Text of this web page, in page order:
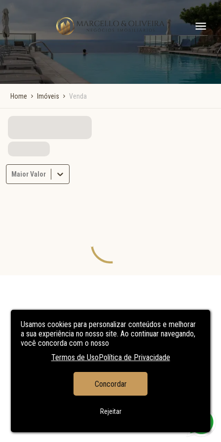
Usamos cookies para personalizar conteúdos e melhorar
a sua experiência no nosso site. Ao continuar navegando,
você concorda com o nosso
Termos de UsoPolítica de Privacidade
Concordar
Rejeitar
Home Imóveis Venda
Maior Valor